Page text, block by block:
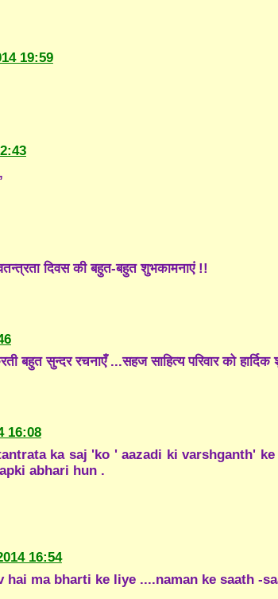
19:59
दिवस की बहुत-बहुत शुभकामनाएं !!
बहुत सुन्दर रचनाएँ ...सहज साहित्य परिवार को हार्दिक
16:08
ka saj 'ko ' aazadi ki varshganth'
abhari hun .
16:54
hai ma bharti ke liye ....naman ke saath -